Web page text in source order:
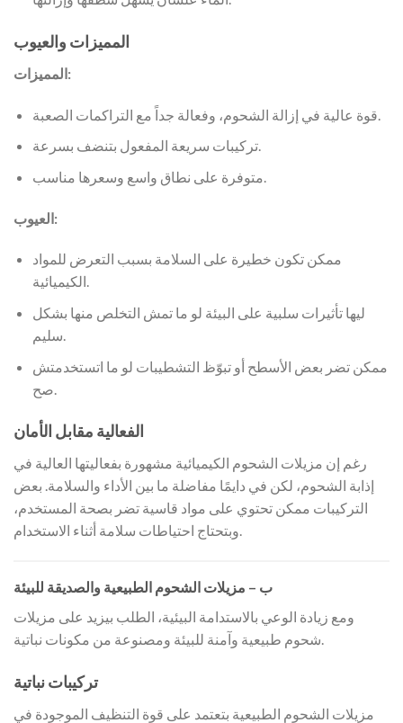
المميزات والعيوب
المميزات:
تركيبات سريعة المفعول بتنضف بسرعة.
العيوب:
ممكن تكون خطيرة على السلامة بسبب التعرض للمواد
الكيميائية.
ليها تأثيرات سلبية على البيئة لو ما تمش التخلص منها بشكل
سليم.
ممكن تضر بعض الأسطح أو تبوّظ التشطيبات لو ما اتستخدمتش
الفعالية مقابل الأمان
رغم إن مزيلات الشحوم الكيميائية مشهورة بفعاليتها العالية في
إذابة الشحوم، لكن في دايمًا مفاضلة ما بين الأداء والسلامة. بعض
التركيبات ممكن تحتوي على مواد قاسية تضر بصحة المستخدم،
وبتحتاج احتياطات سلامة أثناء الاستخدام.
ب – مزيلات الشحوم الطبيعية والصديقة للبيئة
ومع زيادة الوعي بالاستدامة البيئية، الطلب بيزيد على مزيلات
شحوم طبيعية وآمنة للبيئة ومصنوعة من مكونات نباتية.
تركيبات نباتية
مزيلات الشحوم الطبيعية بتعتمد على قوة التنظيف الموجودة في